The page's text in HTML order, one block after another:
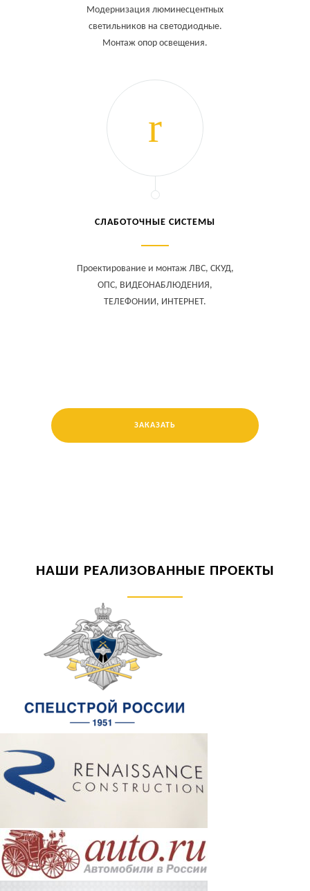
Модернизация люминесцентных
светильников на светодиодные.
Монтаж опор освещения.
СЛАБОТОЧНЫЕ СИСТЕМЫ
Проектирование и монтаж ЛВС, СКУД,
ОПС, ВИДЕОНАБЛЮДЕНИЯ,
ТЕЛЕФОНИИ, ИНТЕРНЕТ.
ЗАКАЗАТЬ
НАШИ РЕАЛИЗОВАННЫЕ ПРОЕКТЫ